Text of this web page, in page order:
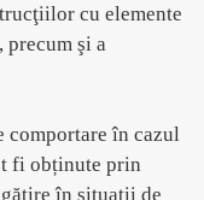
cu elemente
precum şi a
comportare în cazul
fi obținute prin
în situații de